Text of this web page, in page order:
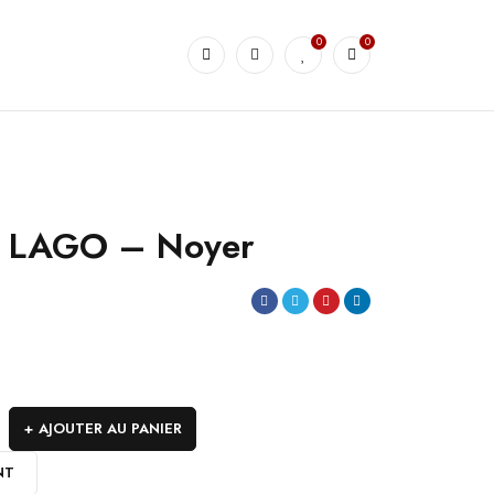
0 0
– Noyer
AJOUTER AU PANIER